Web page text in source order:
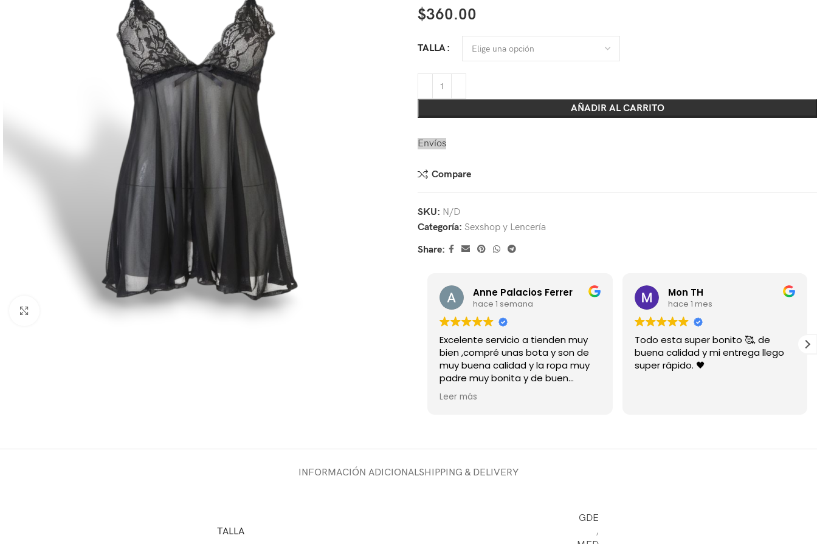
$360.00
TALLA
AÑADIR AL CARRITO
Envíos
Compare
SKU: N/D
Categoría: Sexshop y Lencería
Share:
Anne Palacios Ferrer
hace 1 semana
Excelente servicio a tienden muy
bien ,compré unas bota y son de
muy buena calidad y la ropa muy
padre muy bonita y de buen
material recomiendo mucho está
tienda
Leer más
Mon TH
hace 1 mes
Todo esta super bonito 🥰, de
buena calidad y mi entrega llego
super rápido. 🖤
INFORMACIÓN ADICIONALSHIPPING & DELIVERY
TALLA
GDE
,